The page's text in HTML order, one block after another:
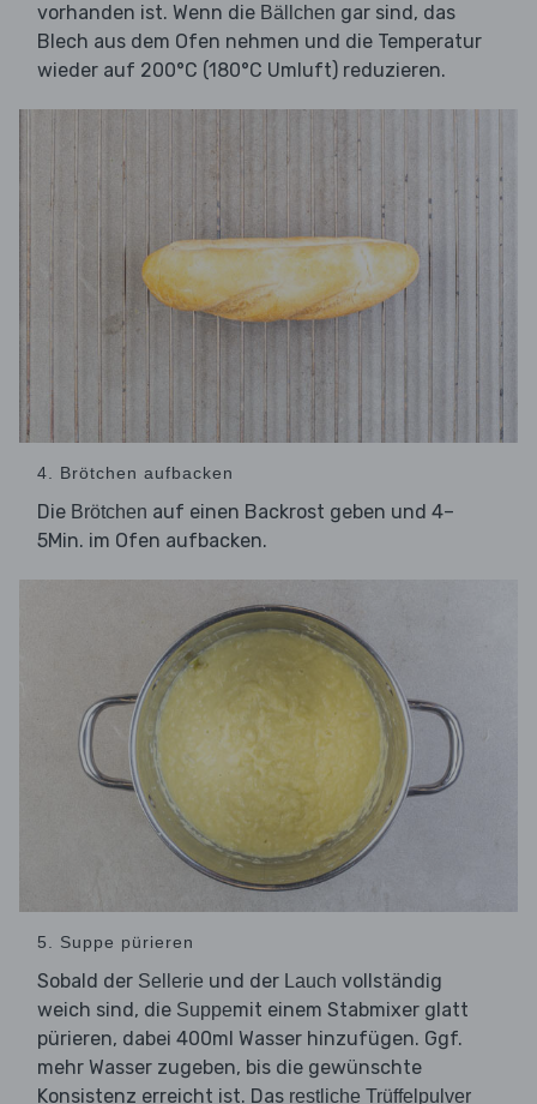
vorhanden ist. Wenn die Bällchen gar sind, das
Blech aus dem Ofen nehmen und die Temperatur
wieder auf 200°C (180°C Umluft) reduzieren.
4. Brötchen aufbacken
Die Brötchen auf einen Backrost geben und 4–
5Min. im Ofen aufbacken.
5. Suppe pürieren
Sobald der Sellerie und der Lauch vollständig
weich sind, die Suppemit einem Stabmixer glatt
pürieren, dabei 400ml Wasser hinzufügen. Ggf.
mehr Wasser zugeben, bis die gewünschte
Konsistenz erreicht ist. Das restliche Trüffelpulver